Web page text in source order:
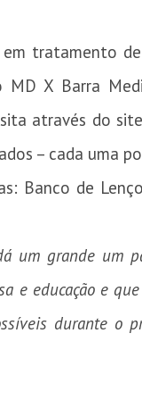
tratamento
X Barra
através do site
– cada uma
Banco de
um grande um
e educação e
durante o